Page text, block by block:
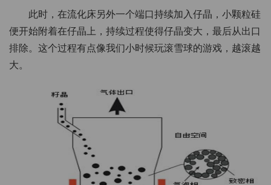
此时，在流化床另外一个端口持续加入仔晶，小颗粒硅
便开始附着在仔晶上，持续过程使得仔晶变大，最后从出口
排除。这个过程有点像我们小时候玩滚雪球的游戏，越滚越
大。